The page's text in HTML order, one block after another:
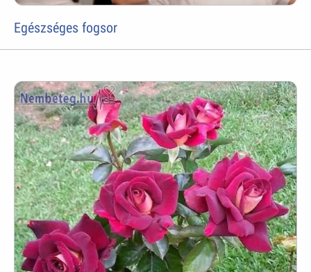
Egészséges fogsor